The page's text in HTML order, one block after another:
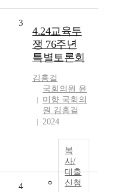
3
4.24교육투
쟁 76주년
특별토론회
김홍걸
국회의원 윤
미향 국회의
원 김홍걸
2024
복
사/
대출
신청
4